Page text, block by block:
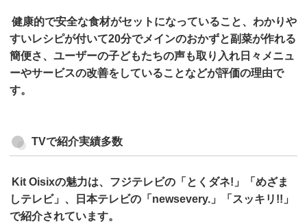
健康的で安全な食材がセットになっていること、わかりや
すいレシピが付いて20分でメインのおかずと副菜が作れる
簡便さ、ユーザーの子どもたちの声も取り入れ日々メニュ
ーやサービスの改善をしていることなどが評価の理由で
す。
TVで紹介実績多数
Kit Oisixの魅力は、フジテレビの「とくダネ!」「めざま
しテレビ」、日本テレビの「newsevery.」「スッキリ!!」
で紹介されています。